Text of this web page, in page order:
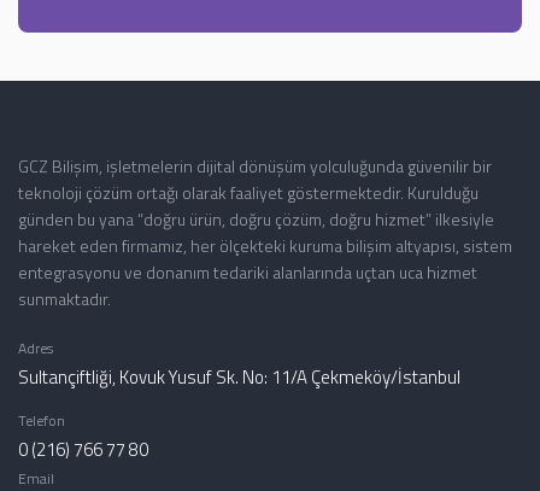
GCZ Bilişim, işletmelerin dijital dönüşüm yolculuğunda güvenilir bir
teknoloji çözüm ortağı olarak faaliyet göstermektedir. Kurulduğu
günden bu yana “doğru ürün, doğru çözüm, doğru hizmet” ilkesiyle
hareket eden firmamız, her ölçekteki kuruma bilişim altyapısı, sistem
entegrasyonu ve donanım tedariki alanlarında uçtan uca hizmet
sunmaktadır.
Adres
Sultançiftliği, Kovuk Yusuf Sk. No: 11/A Çekmeköy/İstanbul
Telefon
0 (216) 766 77 80
Email